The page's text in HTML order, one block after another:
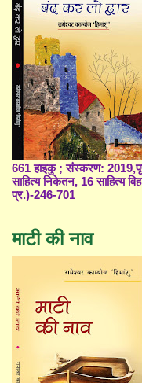
661 हाइकु ; संस्करण:
साहित्य निकेतन, 16 साहित्य
प्र.)-246-701
माटी की नाव